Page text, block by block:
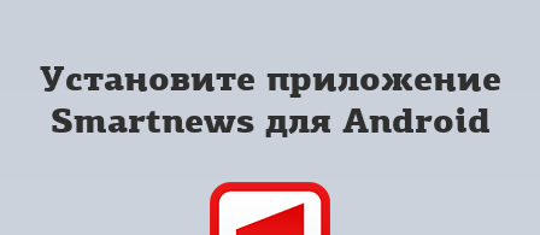
Установите приложение
Smartnews для Android